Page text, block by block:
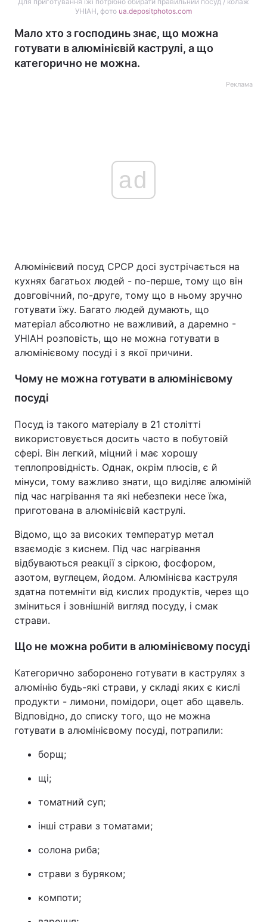
УНІАН, фото ua.depositphotos.com
Мало хто з господинь знає, що можна
готувати в алюмінієвій каструлі, а що
категорично не можна.
Реклама
ad
Алюмінієвий посуд СРСР досі зустрічається на
кухнях багатьох людей - по-перше, тому що він
довговічний, по-друге, тому що в ньому зручно
готувати їжу. Багато людей думають, що
матеріал абсолютно не важливий, а даремно -
УНІАН розповість, що не можна готувати в
алюмінієвому посуді і з якої причини.
Чому не можна готувати в алюмінієвому
посуді
Посуд із такого матеріалу в 21 столітті
використовується досить часто в побутовій
сфері. Він легкий, міцний і має хорошу
теплопровідність. Однак, окрім плюсів, є й
мінуси, тому важливо знати, що виділяє алюміній
під час нагрівання та які небезпеки несе їжа,
приготована в алюмінієвій каструлі.
Відомо, що за високих температур метал
взаємодіє з киснем. Під час нагрівання
відбуваються реакції з сіркою, фосфором,
азотом, вуглецем, йодом. Алюмінієва каструля
здатна потемніти від кислих продуктів, через що
зміниться і зовнішній вигляд посуду, і смак
страви.
Що не можна робити в алюмінієвому посуді
Категорично заборонено готувати в каструлях з
алюмінію будь-які страви, у складі яких є кислі
продукти - лимони, помідори, оцет або щавель.
Відповідно, до списку того, що не можна
готувати в алюмінієвому посуді, потрапили:
борщ;
щі;
томатний суп;
інші страви з томатами;
солона риба;
страви з буряком;
компоти;